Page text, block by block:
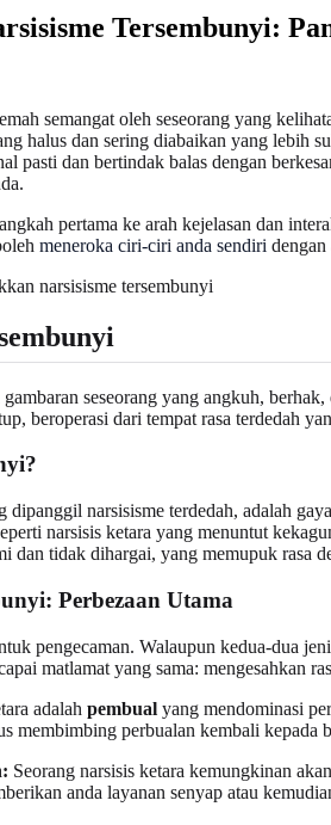
Tersembunyi:
semangat oleh seseorang yang
halus dan sering diabaikan yang lebih
pasti dan bertindak balas dengan
pertama ke arah kejelasan dan
meneroka ciri-ciri anda sendiri
seseorang yang angkuh,
beroperasi dari tempat rasa terdedah
dipanggil narsisisme terdedah, adalah
narsisis ketara yang menuntut
dan tidak dihargai, yang memupuk rasa
Perbezaan Utama
pengecaman. Walaupun kedua-dua
matlamat yang sama: mengesahkan
adalah pembual yang mendominasi
membimbing perbualan kembali
Seorang narsisis ketara kemungkinan
anda layanan senyap atau